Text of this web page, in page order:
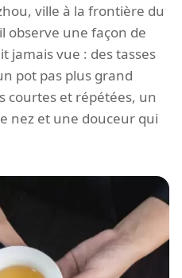
ville à la frontière du
observe une façon de
jamais vue : des tasses
pot pas plus grand
courtes et répétées, un
nez et une douceur qui